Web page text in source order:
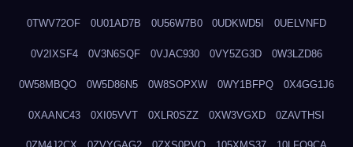
0TWV72OF 0U01AD7B 0U56W7B0 0UDKWD5I 0UELVNFD
0V2IXSF4 0V3N6SQF 0VJAC930 0VY5ZG3D 0W3LZD86
0W58MBQO 0W5D86N5 0W8SOPXW 0WY1BFPQ 0X4GG1J6
0XAANC43 0XI05VVT 0XLR0SZZ 0XW3VGXD 0ZAVTHSI